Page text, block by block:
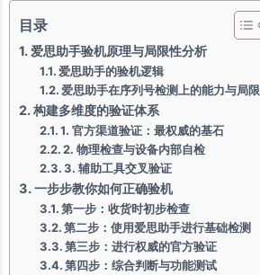
目录
爱思助手验机原理与局限性分析
爱思助手的验机逻辑
爱思助手在序列号检测上的能力与局限
构建多维度的验证体系
1. 官方渠道验证：最权威的基石
2. 物理检查与设备内部自检
3. 辅助工具交叉验证
一步步教你如何正确验机
第一步：收货时初步检查
第二步：使用爱思助手进行基础检测
第三步：进行权威的官方验证
第四步：综合判断与功能测试